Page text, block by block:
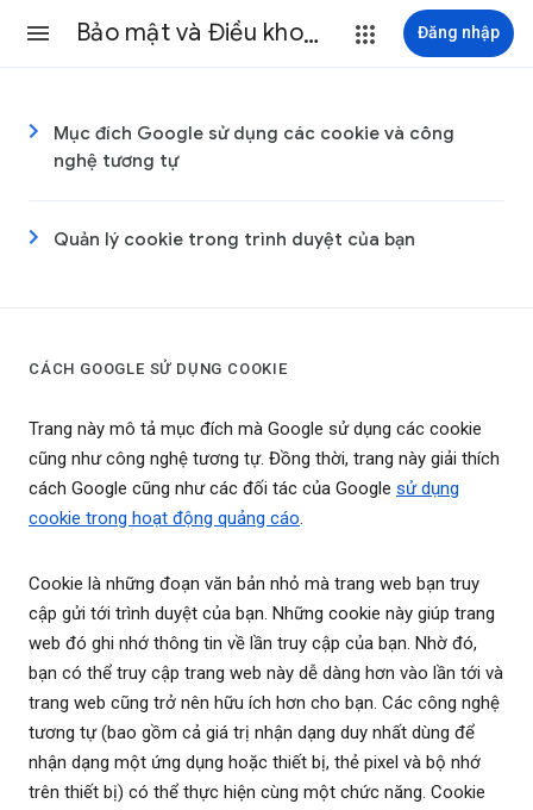
Bảo mật và Điều khoản Đăng nhập
Mục đích Google sử dụng các cookie và công
nghệ tương tự
Quản lý cookie trong trình duyệt của bạn
CÁCH GOOGLE SỬ DỤNG COOKIE
Trang này mô tả mục đích mà Google sử dụng các cookie
cũng như công nghệ tương tự. Đồng thời, trang này giải thích
cách Google cũng như các đối tác của Google sử dụng
cookie trong hoạt động quảng cáo.
Cookie là những đoạn văn bản nhỏ mà trang web bạn truy
cập gửi tới trình duyệt của bạn. Những cookie này giúp trang
web đó ghi nhớ thông tin về lần truy cập của bạn. Nhờ đó,
bạn có thể truy cập trang web này dễ dàng hơn vào lần tới và
trang web cũng trở nên hữu ích hơn cho bạn. Các công nghệ
tương tự (bao gồm cả giá trị nhận dạng duy nhất dùng để
nhận dạng một ứng dụng hoặc thiết bị, thẻ pixel và bộ nhớ
trên thiết bị) có thể thực hiện cùng một chức năng. Cookie